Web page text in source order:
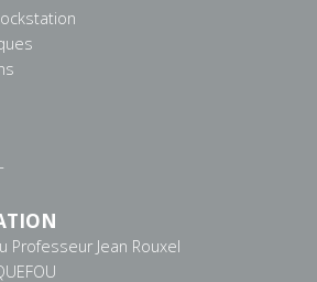
Professeur Jean Rouxel